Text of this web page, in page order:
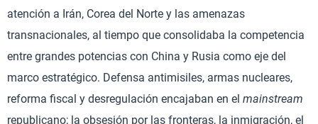
atención a Irán, Corea del Norte y las amenazas
transnacionales, al tiempo que consolidaba la competencia
entre grandes potencias con China y Rusia como eje del
marco estratégico. Defensa antimisiles, armas nucleares,
reforma fiscal y desregulación encajaban en el mainstream
republicano; la obsesión por las fronteras, la inmigración, el